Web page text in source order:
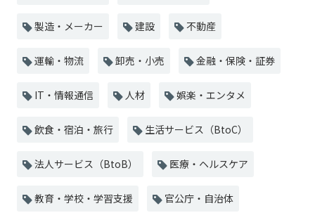
製造・メーカー 建設 不動産
運輸・物流 卸売・小売 金融・保険・証券
IT・情報通信 人材 娯楽・エンタメ
飲食・宿泊・旅行 生活サービス（BtoC）
法人サービス（BtoB） 医療・ヘルスケア
教育・学校・学習支援 官公庁・自治体